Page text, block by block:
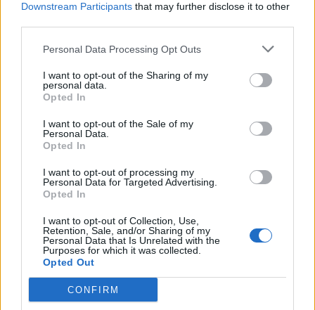
Downstream Participants that may further disclose it to other
Personal Data Processing Opt Outs
I want to opt-out of the Sharing of my
personal data.
Opted In
I want to opt-out of the Sale of my
Personal Data.
Opted In
I want to opt-out of processing my
Personal Data for Targeted Advertising.
Opted In
I want to opt-out of Collection, Use,
Retention, Sale, and/or Sharing of my
Personal Data that Is Unrelated with the
Purposes for which it was collected.
Opted Out
CONFIRM
Il Monastir riparte dai pilastri Masia, Pinna e
Aloia, il primo acquisto è Loru
L'Ilva si completa con Markic, Contucci,
Carlucci, Bevilacqua, Solinas, Souare e Galic